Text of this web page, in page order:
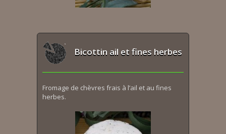
Bicottin ail et fines herbes
Fromage de chèvres frais à l’ail et au fines
herbes.